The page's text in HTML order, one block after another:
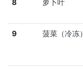
8 萝卜叶
9 菠菜（冷冻）